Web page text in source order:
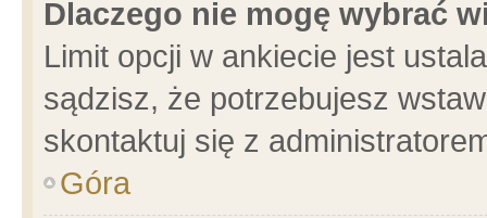
Dlaczego nie mogę wybrać
Limit opcji w ankiecie jest
sądzisz, że potrzebujesz
skontaktuj się z
Góra